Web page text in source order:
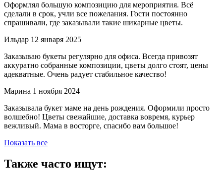
Оформлял большую композицию для мероприятия. Всё
сделали в срок, учли все пожелания. Гости постоянно
спрашивали, где заказывали такие шикарные цветы.
Ильдар 12 января 2025
Заказываю букеты регулярно для офиса. Всегда привозят
аккуратно собранные композиции, цветы долго стоят, цены
адекватные. Очень радует стабильное качество!
Марина 1 ноября 2024
Заказывала букет маме на день рождения. Оформили просто
волшебно! Цветы свежайшие, доставка вовремя, курьер
вежливый. Мама в восторге, спасибо вам большое!
Показать все
Также часто ищут: